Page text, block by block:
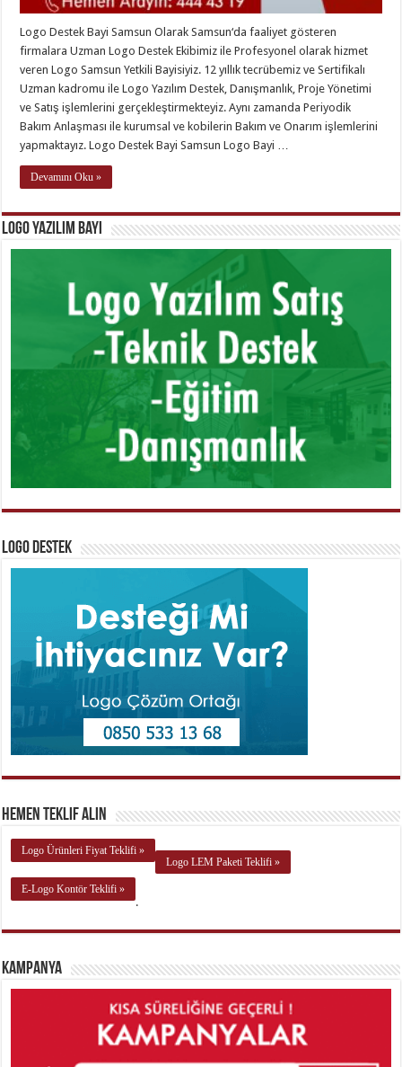
Logo Destek Bayi Samsun Olarak Samsun‘da faaliyet gösteren
firmalara Uzman Logo Destek Ekibimiz ile Profesyonel olarak hizmet
veren Logo Samsun Yetkili Bayisiyiz. 12 yıllık tecrübemiz ve Sertifikalı
Uzman kadromu ile Logo Yazılım Destek, Danışmanlık, Proje Yönetimi
ve Satış işlemlerini gerçekleştirmekteyiz. Aynı zamanda Periyodik
Bakım Anlaşması ile kurumsal ve kobilerin Bakım ve Onarım işlemlerini
yapmaktayız. Logo Destek Bayi Samsun Logo Bayi …
Devamını Oku »
Logo Yazılım Bayi
Logo Destek
Hemen Teklif Alın
Logo Ürünleri Fiyat Teklifi »
Logo LEM Paketi Teklifi »
E-Logo Kontör Teklifi »
.
Kampanya